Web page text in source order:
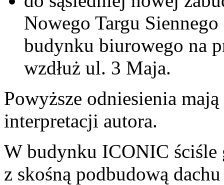
Nowego Targu
budynku biurowego na
wzdłuż ul. 3 Maja.
Powyższe odniesienia
interpretacji autora.
W budynku ICONIC ściśle
z skośną podbudową